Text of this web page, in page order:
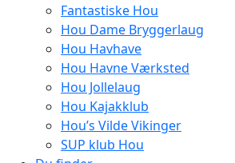
Fantastiske Hou
Hou Dame Bryggerlaug
Hou Havhave
Hou Havne Værksted
Hou Jollelaug
Hou Kajakklub
Hou’s Vilde Vikinger
SUP klub Hou